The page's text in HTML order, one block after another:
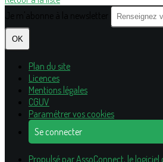
OK
Plan du site
Licences
Mentions légales
CGUV
Paramétrer vos cookies
Se connecter
Propulsé par AssoConnect, le